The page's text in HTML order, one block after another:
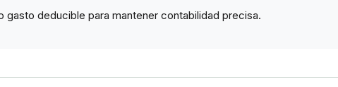
gasto deducible para mantener contabilidad precisa.